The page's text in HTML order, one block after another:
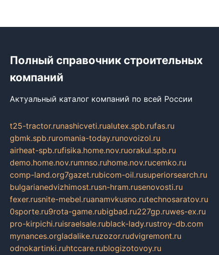
Полный справочник строительных
компаний
Актуальный каталог компаний по всей России
t25-tractor.runashicveti.rualutex.spb.rufas.ru
gbmk.spb.ruromania-today.runovoizol.ru
airheat-spb.rufisika.home.nov.ruorakul.spb.ru
demo.home.nov.rumnso.ruhome.nov.rucemko.ru
comp-land.org7gazet.rubicom-oil.rusuperiorsearch.ru
bulgarianedvizhimost.rusn-hram.rusenovosti.ru
fexer.rusnite-mebel.ruanamvkusno.rutechnosaratov.ru
0sporte.ru9rota-game.rubigbad.ru227gp.ruwes-ex.ru
pro-kirpichi.ruisraelsale.rublack-lady.rustroy-db.com
mynances.orgladalike.ruzozor.rudvigremont.ru
odnokartinki.ruhtccare.rublogizotovoy.ru